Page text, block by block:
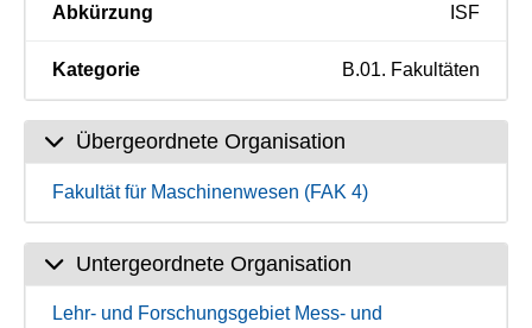
Abkürzung ISF
Kategorie B.01. Fakultäten
Übergeordnete Organisation
Fakultät für Maschinenwesen (FAK 4)
Untergeordnete Organisation
Lehr- und Forschungsgebiet Mess- und